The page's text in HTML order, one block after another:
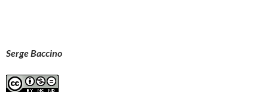
Serge Baccino